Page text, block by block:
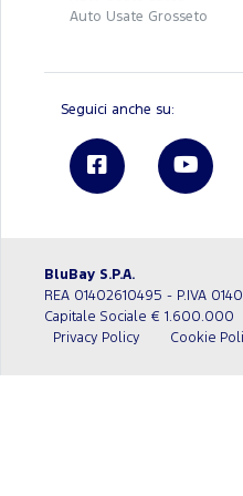
Auto Usate Grosseto
Seguici anche su:
BluBay S.P.A.
REA 01402610495 - P.IVA
Capitale Sociale € 1.600.000
Privacy Policy
Cookie